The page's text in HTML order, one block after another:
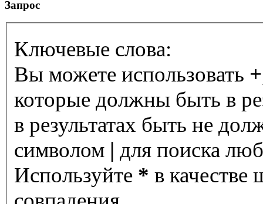
Запрос
Ключевые слова:
Вы можете использовать +
которые должны быть в
в результатах быть не
символом | для поиска
Используйте * в качестве